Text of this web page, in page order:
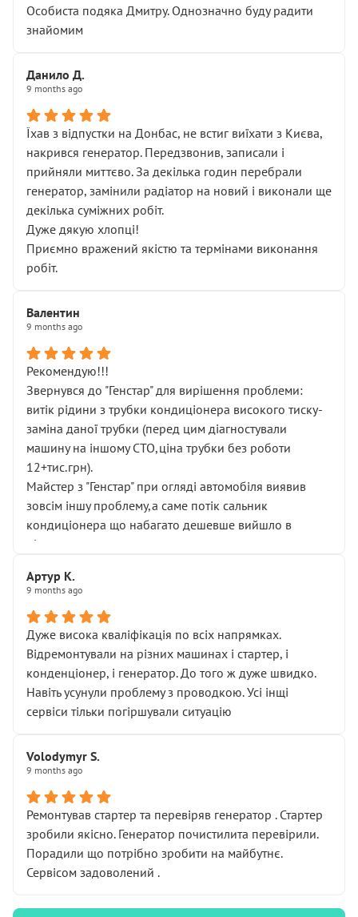
Особиста подяка Дмитру. Однозначно буду радити
знайомим
Данило Д.
9 months ago
Їхав з відпустки на Донбас, не встиг виїхати з Києва,
накрився генератор. Передзвонив, записали і
прийняли миттєво. За декілька годин перебрали
генератор, замінили радіатор на новий і виконали ще
декілька суміжних робіт.
Дуже дякую хлопці!
Приємно вражений якістю та термінами виконання
робіт.
Валентин
9 months ago
Рекомендую!!!
Звернувся до "Генстар" для вирішення проблеми:
витік рідини з трубки кондиціонера високого тиску-
заміна даної трубки (перед цим діагностували
машину на іншому СТО,ціна трубки без роботи
12+тис.грн).
Майстер з "Генстар" при огляді автомобіля виявив
зовсім іншу проблему,а саме потік сальник
кондиціонера що набагато дешевше вийшло в
підсумку.
Артур К.
9 months ago
Дуже висока кваліфікація по всіх напрямках.
Відремонтували на різних машинах і стартер, і
конденціонер, і генератор. До того ж дуже швидко.
Навіть усунули проблему з проводкою. Усі інщі
сервіси тільки погіршували ситуацію
Volodymyr S.
9 months ago
Ремонтував стартер та перевіряв генератор . Стартер
зробили якісно. Генератор почистилита перевірили.
Порадили що потрібно зробити на майбутнє.
Сервісом задоволений .